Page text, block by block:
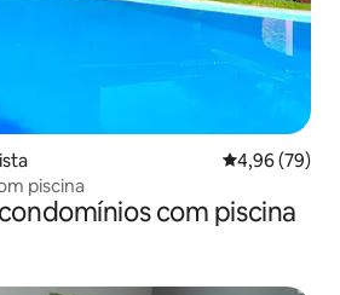
4,96 de uma
4,96 (79)
piscina
com piscina